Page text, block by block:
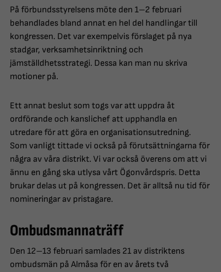
På förbundsstyrelsens möte den 1–2 februari
behandlades bland annat en hel del handlingar till
kongressen. Det var exempelvis förslaget på nya
stadgar, verksamhetsinriktning och
jämställdhetsstrategi. Dessa kan man nu skriva
motioner på.
Ett annat beslut som togs var att uppdra åt
ordförande och kanslichef att upphandla en
utredare för att göra en organisationsutredning.
Som vanligt tittade vi också på förutsättningarna för
några av våra distrikt. Vi var också överens om att vi
ännu en gång ska utlysa vårt Ögonvårdspris. Detta
brukar delas ut på kongressen. Det är alltså nu tid för
nomineringar av pristagare.
Ombudsmannaträff
Den 12–13 februari samlades 21 av distriktens
ombudsmän på Almåsa för en av årets två